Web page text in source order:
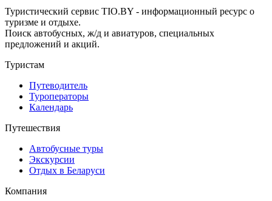
Туристический сервис TIO.BY - информационный ресурс о
туризме и отдыхе.
Поиск автобусных, ж/д и авиатуров, специальных
предложений и акций.
Туристам
Путеводитель
Туроператоры
Календарь
Путешествия
Автобусные туры
Экскурсии
Отдых в Беларуси
Компания